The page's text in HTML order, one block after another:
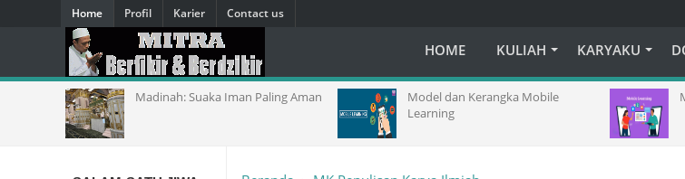
Home Profil Karier Contact us
HOME KULIAH KARYAKU
Madinah: Suaka Iman Paling Aman
Model dan Kerangka Mobile
Learning
Mobile